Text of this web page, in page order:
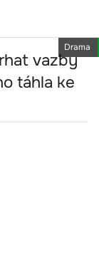
Drama
vazby
táhla ke